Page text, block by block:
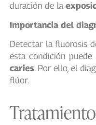
duración de la
Importancia del
Detectar la fluorosis
esta condición
caries. Por ello, el
flúor.